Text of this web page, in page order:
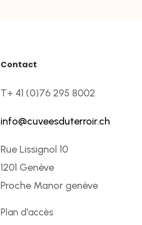
Contact
T+ 41 (0)76 295 8002
info@cuveesduterroir.ch
Rue Lissignol 10
1201 Genève
Proche Manor genève
Plan d'accès